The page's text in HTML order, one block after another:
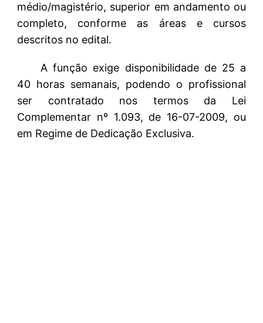
médio/magistério, superior em andamento ou
completo, conforme as áreas e cursos
descritos no edital.
A função exige disponibilidade de 25 a
40 horas semanais, podendo o profissional
ser contratado nos termos da Lei
Complementar nº 1.093, de 16-07-2009, ou
em Regime de Dedicação Exclusiva.